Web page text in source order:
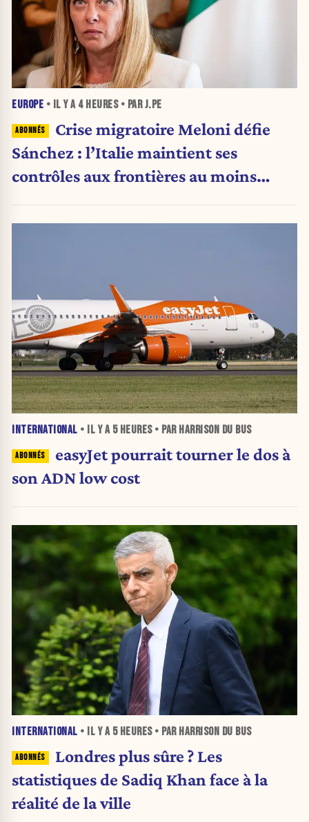
EUROPE • IL Y A 4 HEURES• PAR J.PE
Crise migratoire Meloni défie
Sánchez : l’Italie maintient ses
contrôles aux frontières au moins
INTERNATIONAL • IL Y A 5 HEURES• PAR HARRISON DU BUS
easyJet pourrait tourner le dos à
son ADN low cost
INTERNATIONAL • IL Y A 5 HEURES• PAR HARRISON DU BUS
Londres plus sûre ? Les
statistiques de Sadiq Khan face à la
réalité de la ville